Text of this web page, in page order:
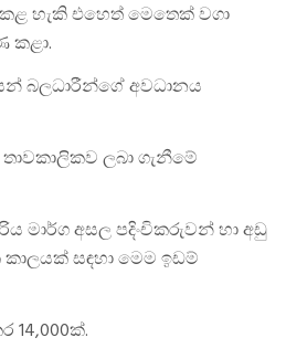
හැකි එහෙත් මෙතෙක් වගා
කළා.
බලධාරීන්ගේ අවධානය
ලබා ගැනීමේ
මාර්ග අසල පදිංචිකරුවන් හා අඩු
සඳහා මෙම ඉඩම්
14,000ක්.